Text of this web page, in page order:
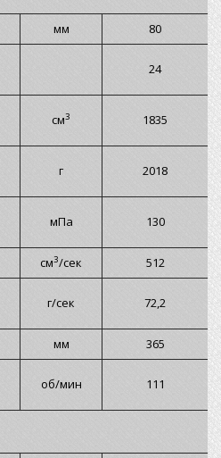
мм
80
24
см3 1835
г 2018
мПа 130
см3/сек
512
г/сек 72,2
мм
365
об/мин 111